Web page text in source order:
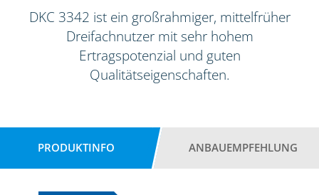
DKC 3342 ist ein großrahmiger, mittelfrüher
Dreifachnutzer mit sehr hohem
Ertragspotenzial und guten
Qualitätseigenschaften.
PRODUKTINFO ANBAUEMPFEHLUNG